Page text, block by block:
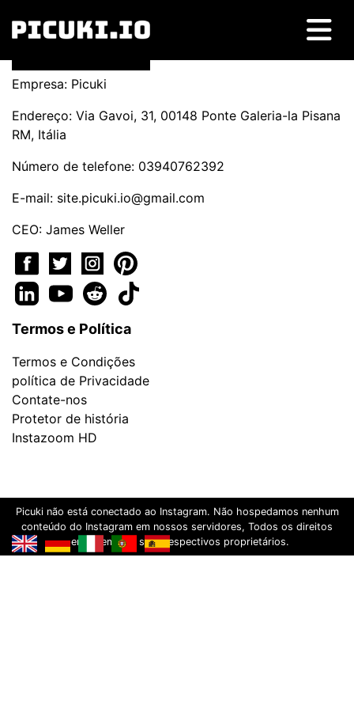
Empresa: Picuki
Endereço: Via Gavoi, 31, 00148 Ponte Galeria-la Pisana
RM, Itália
Número de telefone: 03940762392
E-mail: site.picuki.io@gmail.com
CEO: James Weller
Termos e Política
Termos e Condições
política de Privacidade
Contate-nos
Protetor de história
Instazoom HD
Picuki não está conectado ao Instagram. Não hospedamos nenhum
conteúdo do Instagram em nossos servidores, Todos os direitos
pertencem aos seus respectivos proprietários.